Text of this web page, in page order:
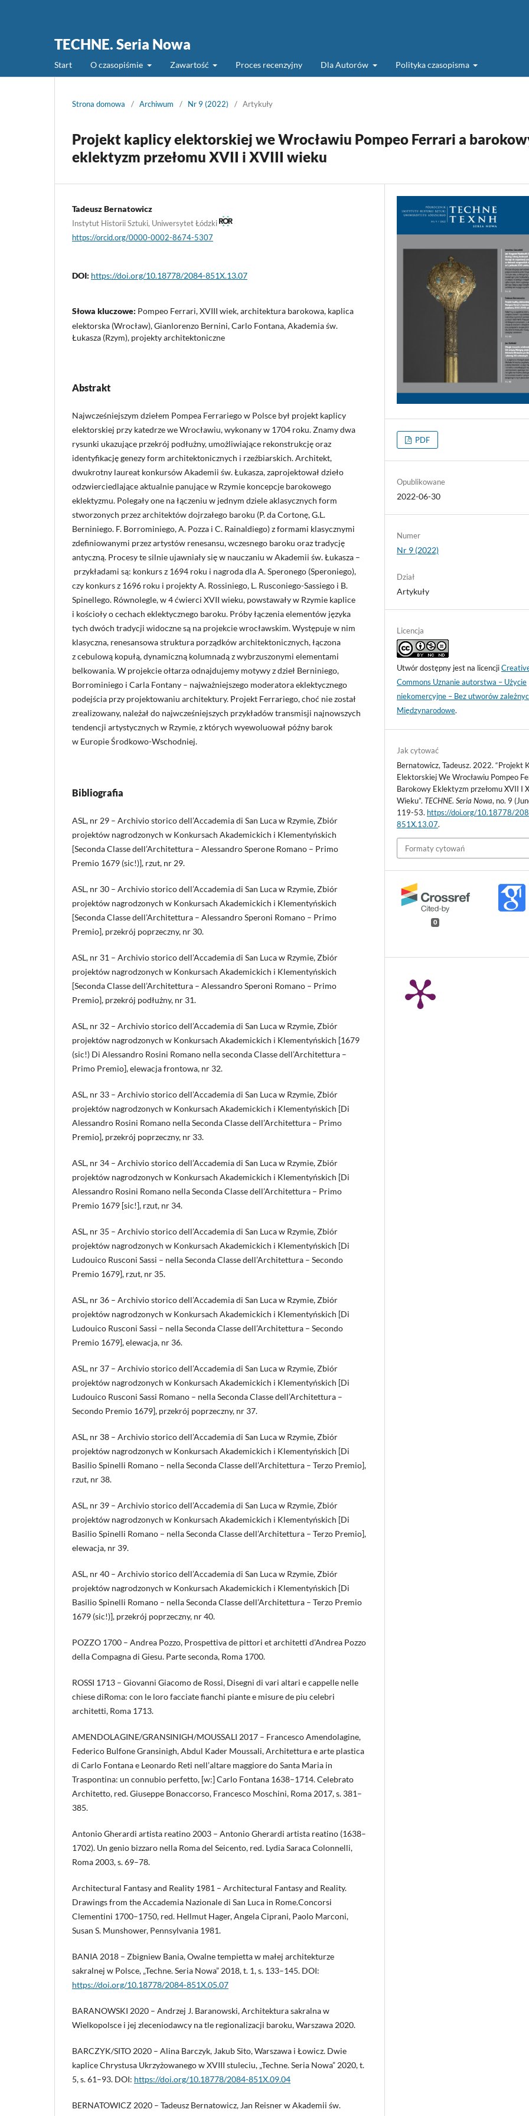
TECHNE. Seria Nowa
Start O czasopiśmie Zawartość Proces recenzyjny Dla Autorów Polityka czasopisma
Strona domowa / Archiwum / Nr 9 (2022) / Artykuły
Projekt kaplicy elektorskiej we Wrocławiu Pompeo Ferrari a
eklektyzm przełomu XVII i XVIII wieku
Tadeusz Bernatowicz
Instytut Historii Sztuki, Uniwersytet Łódzki
https://orcid.org/0000-0002-8674-5307
DOI: https://doi.org/10.18778/2084-851X.13.07
Słowa kluczowe: Pompeo Ferrari, XVIII wiek, architektura barokowa, kaplica
elektorska (Wrocław), Gianlorenzo Bernini, Carlo Fontana, Akademia św.
Łukasza (Rzym), projekty architektoniczne
Abstrakt
Najwcześniejszym dziełem Pompea Ferrariego w Polsce był projekt kaplicy
elektorskiej przy katedrze we Wrocławiu, wykonany w 1704 roku. Znamy dwa
rysunki ukazujące przekrój podłużny, umożliwiające rekonstrukcję oraz
identyfikację genezy form architektonicznych i rzeźbiarskich. Architekt,
dwukrotny laureat konkursów Akademii św. Łukasza, zaprojektował dzieło
odzwierciedlające aktualnie panujące w Rzymie koncepcje barokowego
eklektyzmu. Polegały one na łączeniu w jednym dziele aklasycznych form
stworzonych przez architektów dojrzałego baroku (P. da Cortonę, G.L.
Berniniego. F. Borrominiego, A. Pozza i C. Rainaldiego) z for­mami klasycznymi
zdefiniowanymi przez artystów renesansu, wczesnego baroku oraz tradycję
antyczną. Procesy te silnie ujawniały się w nauczaniu w Akademii św. Łukasza –
przykładami są: konkurs z 1694 roku i nagroda dla A. Speronego (Speroniego),
czy konkurs z 1696 roku i projekty A. Rossiniego, L. Rusconiego-Sassiego i B.
Spinellego. Równolegle, w 4 ćwierci XVII wieku, powstawały w Rzymie kaplice
i kościoły o cechach eklektycznego baroku. Próby łączenia elementów języka
tych dwóch tradycji widoczne są na projekcie wrocławskim. Występuje w nim
klasyczna, renesansowa struktura porządków architektonicznych, łączona
z cebulową kopułą, dynamiczną kolumnadą z wybrzuszonymi elementami
belkowania. W projekcie ołtarza odnajdujemy motywy z dzieł Berniniego,
Borrominiego i Carla Fontany – najważniejszego moderatora eklektycznego
podejścia przy projektowaniu architektury. Projekt Ferrariego, choć nie został
zrealizowany, należał do najwcześniejszych przykładów transmisji najnowszych
tendencji artystycznych w Rzymie, z których wyewoluował późny barok
w Europie Środkowo-Wschodniej.
Bibliografia
ASL, nr 29 – Archivio storico dell’Accademia di San Luca w Rzymie, Zbiór
projektów nagrodzonych w Konkursach Akademickich i Klementyńskich
[Seconda Classe dell’Architettura – Alessandro Sperone Romano – Primo
Premio 1679 (sic!)], rzut, nr 29.
ASL, nr 30 – Archivio storico dell’Accademia di San Luca w Rzymie, Zbiór
projektów nagrodzonych w Konkursach Akademickich i Klementyńskich
[Seconda Classe dell’Architettura – Alessandro Speroni Romano – Primo
Premio], przekrój poprzeczny, nr 30.
ASL, nr 31 – Archivio storico dell’Accademia di San Luca w Rzymie, Zbiór
projektów nagrodzonych w Konkursach Akademickich i Klementyńskich
[Seconda Classe dell’Architettura – Alessandro Speroni Romano – Primo
Premio], przekrój podłużny, nr 31.
ASL, nr 32 – Archivio storico dell’Accademia di San Luca w Rzymie, Zbiór
projektów nagrodzonych w Konkursach Akademickich i Klementyńskich [1679
(sic!) Di Alessandro Rosini Romano nella seconda Classe dell’Architettura –
Primo Premio], elewacja frontowa, nr 32.
ASL, nr 33 – Archivio storico dell’Accademia di San Luca w Rzymie, Zbiór
projektów nagrodzonych w Konkursach Akademickich i Klementyńskich [Di
Alessandro Rosini Romano nella Seconda Classe dell’Architettura – Primo
Premio], przekrój poprzeczny, nr 33.
ASL, nr 34 – Archivio storico dell’Accademia di San Luca w Rzymie, Zbiór
projektów nagrodzonych w Konkursach Akademickich i Klementyńskich [Di
Alessandro Rosini Romano nella Seconda Classe dell’Architettura – Primo
Premio 1679 [sic!], rzut, nr 34.
ASL, nr 35 – Archivio storico dell’Accademia di San Luca w Rzymie, Zbiór
projektów nagrodzonych w Konkursach Akademickich i Klementyńskich [Di
Ludouico Rusconi Sassi – nella Seconda Classe dell’Architettura – Secondo
Premio 1679], rzut, nr 35.
ASL, nr 36 – Archivio storico dell’Accademia di San Luca w Rzymie, Zbiór
projektów nagrodzonych w Konkursach Akademickich i Klementyńskich [Di
Ludouico Rusconi Sassi – nella Seconda Classe dell’Architettura – Secondo
Premio 1679], elewacja, nr 36.
ASL, nr 37 – Archivio storico dell’Accademia di San Luca w Rzymie, Zbiór
projektów nagrodzonych w Konkursach Akademickich i Klementyńskich [Di
Ludouico Rusconi Sassi Romano – nella Seconda Classe dell’Architettura –
Secondo Premio 1679], przekrój poprzeczny, nr 37.
ASL, nr 38 – Archivio storico dell’Accademia di San Luca w Rzymie, Zbiór
projektów nagrodzonych w Konkursach Akademickich i Klementyńskich [Di
Basilio Spinelli Romano – nella Seconda Classe dell’Architettura – Terzo Premio],
rzut, nr 38.
ASL, nr 39 – Archivio storico dell’Accademia di San Luca w Rzymie, Zbiór
projektów nagrodzonych w Konkursach Akademickich i Klementyńskich [Di
Basilio Spinelli Romano – nella Seconda Classe dell’Architettura – Terzo Premio],
elewacja, nr 39.
ASL, nr 40 – Archivio storico dell’Accademia di San Luca w Rzymie, Zbiór
projektów nagrodzonych w Konkursach Akademickich i Klementyńskich [Di
Basilio Spinelli Romano – nella Seconda Classe dell’Architettura – Terzo Premio
1679 (sic!)], przekrój poprzeczny, nr 40.
POZZO 1700 – Andrea Pozzo, Prospettiva de pittori et architetti d’Andrea Pozzo
della Compagna di Giesu. Parte seconda, Roma 1700.
ROSSI 1713 – Giovanni Giacomo de Rossi, Disegni di vari altari e cappelle nelle
chiese diRoma: con le loro facciate fianchi piante e misure de piu celebri
architetti, Roma 1713.
AMENDOLAGINE/GRANSINIGH/MOUSSALI 2017 – Francesco Amendolagine,
Federico Bulfone Gransinigh, Abdul Kader Moussali, Architettura e arte plastica
di Carlo Fontana e Leonardo Reti nell’altare maggiore do Santa Maria in
Traspontina: un connubio perfetto, [w:] Carlo Fontana 1638–1714. Celebrato
Architetto, red. Giuseppe Bonaccorso, Francesco Moschini, Roma 2017, s. 381–
385.
Antonio Gherardi artista reatino 2003 – Antonio Gherardi artista reatino (1638–
1702). Un genio bizzaro nella Roma del Seicento, red. Lydia Saraca Colonnelli,
Roma 2003, s. 69–78.
Architectural Fantasy and Reality 1981 – Architectural Fantasy and Reality.
Drawings from the Accademia Nazionale di San Luca in Rome.Concorsi
Clementini 1700–1750, red. Hellmut Hager, Angela Ciprani, Paolo Marconi,
Susan S. Munshower, Pennsylvania 1981.
BANIA 2018 – Zbigniew Bania, Owalne tempietta w małej architekturze
sakralnej w Polsce, „Techne. Seria Nowa” 2018, t. 1, s. 133–145. DOI:
https://doi.org/10.18778/2084-851X.05.07
BARANOWSKI 2020 – Andrzej J. Baranowski, Architektura sakralna w
Wielkopolsce i jej zleceniodawcy na tle regionalizacji baroku, Warszawa 2020.
BARCZYK/SITO 2020 – Alina Barczyk, Jakub Sito, Warszawa i Łowicz. Dwie
kaplice Chrystusa Ukrzyżowanego w XVIII stuleciu, „Techne. Seria Nowa” 2020, t.
5, s. 61–93. DOI: https://doi.org/10.18778/2084-851X.09.04
BERNATOWICZ 2020 – Tadeusz Bernatowicz, Jan Reisner w Akademii św.
PDF
Opublikowane
2022-06-30
Numer
Nr 9 (2022)
Dział
Artykuły
Licencja
Utwór dostępny jest na licencji
Commons Uznanie autorstwa – Użycie
niekomercyjne – Bez utworów
Międzynarodowe.
Jak cytować
Bernatowicz, Tadeusz. 2022. “Projekt
Elektorskiej We Wrocławiu Pompeo
Barokowy Eklektyzm przełomu XVII I
Wieku”.TECHNE. Seria Nowa, no. 9
119-53. https://doi.org/10.18778/
851X.13.07.
Formaty cytowań
0